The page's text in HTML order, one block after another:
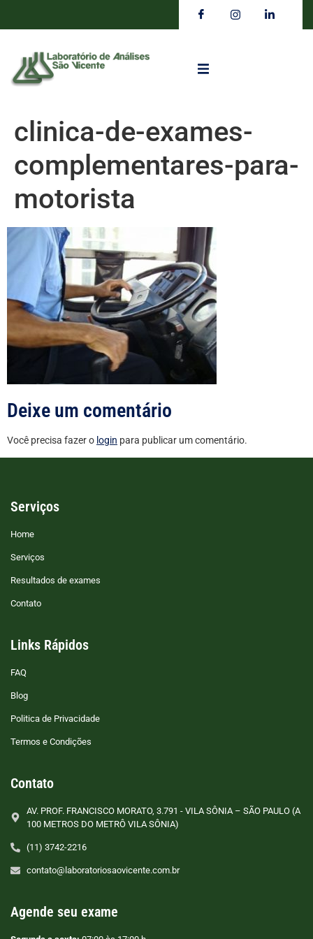
clinica-de-exames-
complementares-para-
motorista
Deixe um comentário
Você precisa fazer o login para publicar um comentário.
Serviços
Home
Serviços
Resultados de exames
Contato
Links Rápidos
FAQ
Blog
Politica de Privacidade
Termos e Condições
Contato
AV. PROF. FRANCISCO MORATO, 3.791 - VILA SÔNIA – SÃO PAULO (A
100 METROS DO METRÔ VILA SÔNIA)
(11) 3742-2216
contato@laboratoriosaovicente.com.br
Agende seu exame